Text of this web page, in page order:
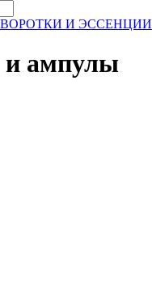
И ЭССЕНЦИИ
ампулы